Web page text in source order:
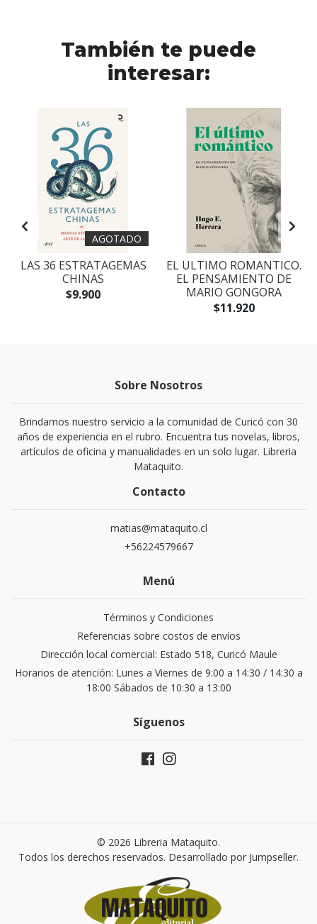
También te puede
interesar:
AGOTADO
LAS 36 ESTRATAGEMAS
CHINAS
$9.900
EL ULTIMO ROMANTICO.
EL PENSAMIENTO DE
MARIO GONGORA
$11.920
Sobre Nosotros
Brindamos nuestro servicio a la comunidad de Curicó con 30
años de experiencia en el rubro. Encuentra tus novelas, libros,
artículos de oficina y manualidades en un solo lugar. Libreria
Mataquito.
Contacto
matias@mataquito.cl
+56224579667
Menú
Términos y Condiciones
Referencias sobre costos de envíos
Dirección local comercial: Estado 518, Curicó Maule
Horarios de atención: Lunes a Viernes de 9:00 a 14:30 / 14:30 a
18:00 Sábados de 10:30 a 13:00
Síguenos
© 2026 Libreria Mataquito.
Todos los derechos reservados. Desarrollado por Jumpseller.